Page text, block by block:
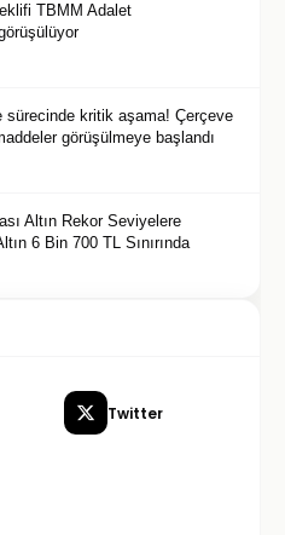
TBMM Adalet
sürecinde kritik aşama! Çerçeve
görüşülmeye başlandı
Altın Rekor Seviyelere
6 Bin 700 TL Sınırında
Twitter